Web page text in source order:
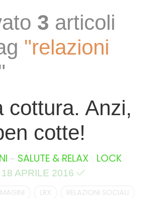
3 articoli
"relazioni
cottura. Anzi,
cotte!
– SALUTE & RELAX LOCK
18 APRILE 2016
LRX RELAZIONI SOCIALI